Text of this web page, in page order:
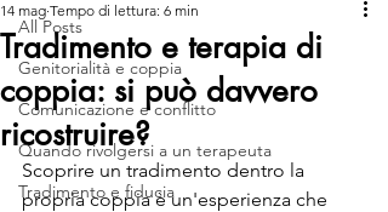
All Posts
Genitorialità e coppia
Comunicazione e conflitto
Quando rivolgersi a un terapeuta
Tradimento e fiducia
Tradimento e terapia di
coppia: si può davvero
ricostruire?
14 mag Tempo di lettura: 6 min
Scoprire un tradimento dentro la
propria coppia è un'esperienza che